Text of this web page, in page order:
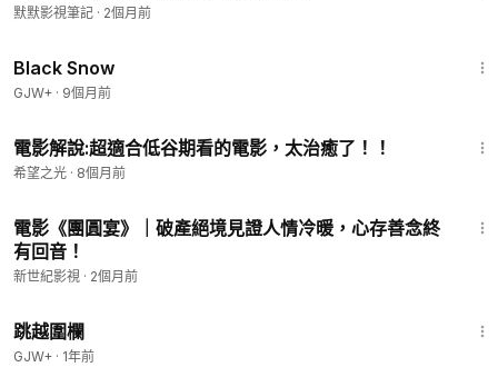
默默影視筆記 · 2個月前
Black Snow
GJW+ · 9個月前
電影解說:超適合低谷期看的電影，太治癒了！！
希望之光 · 8個月前
電影《團圓宴》｜破產絕境見證人情冷暖，心存善念終
有回音！
新世紀影視 · 2個月前
跳越圍欄
GJW+ · 1年前